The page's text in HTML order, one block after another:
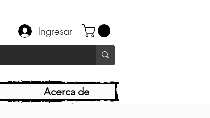
Ingresar
Acerca de